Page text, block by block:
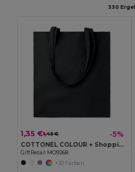
330
1,35 €1,43 € -5%
COTTONEL COLOUR + Shopping Bag Cotton 140g/m²
GiftRetail MO9268
+20 Farben